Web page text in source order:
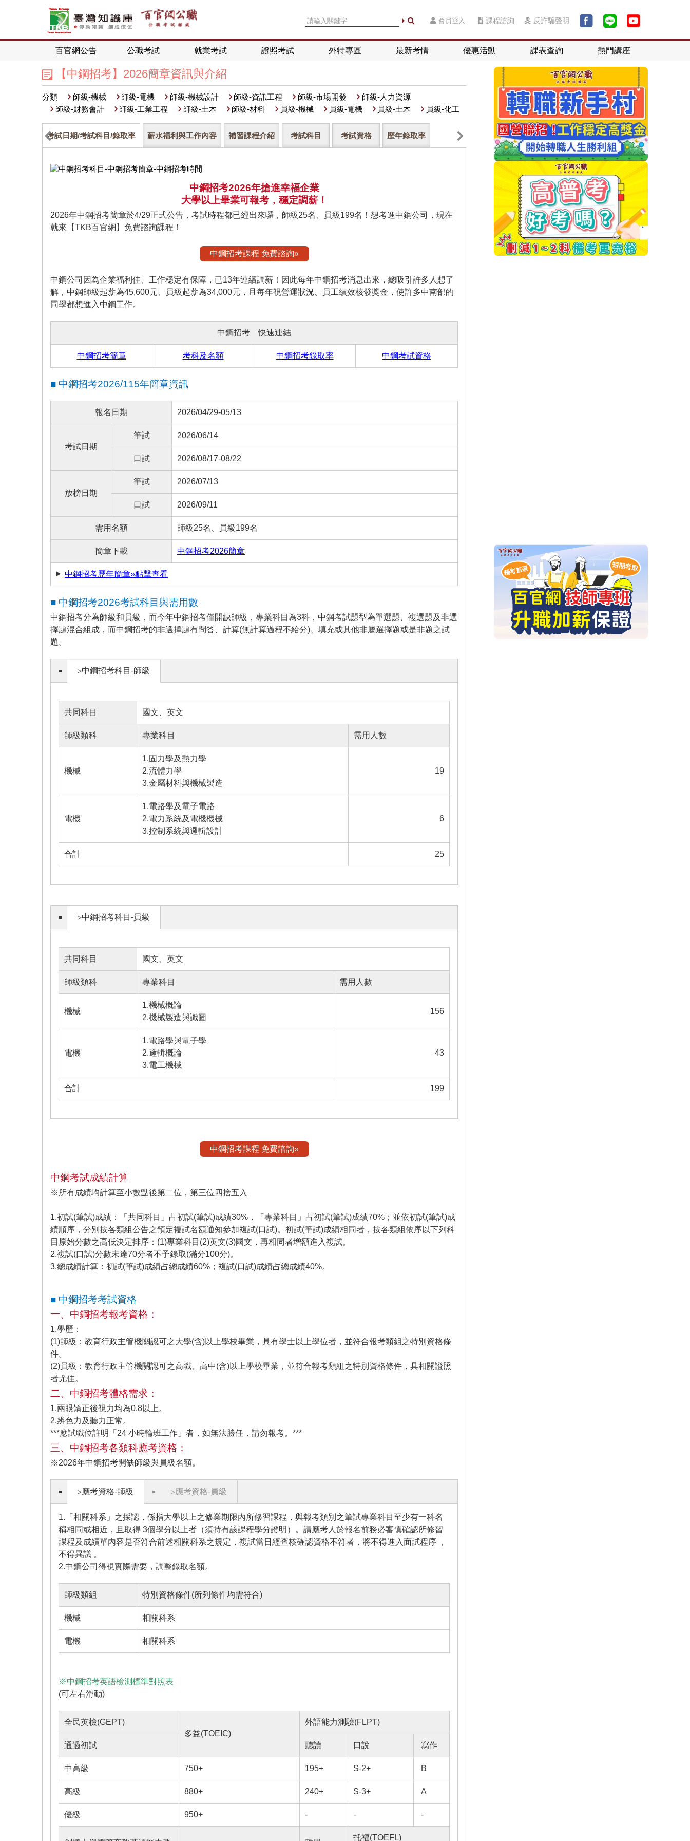
會員登入 課程諮詢 反詐騙聲明
百官網公告 公職考試 就業考試 證照考試 外特專區 最新考情 優惠活動 課表查詢 熱門講座
【中鋼招考】2026簡章資訊與介紹
分類 師級-機械 師級-電機 師級-機械設計 師級-資訊工程 師級-市場開發
師級-人力資源
師級-財務會計
師級-工業工程 師級-土木 師級-材料 員級-機械 員級-電機 員級-土木 員級-化工
考試日期/考試科目/錄取率 薪水福利與工作內容 補習課程介紹 考試科目 考試資格 歷年錄取率
中鋼招考2026年搶進幸福企業
大學以上畢業可報考，穩定調薪！
2026年中鋼招考簡章於4/29正式公告，考試時程都已經出來囉，師級25名、員級199名！想考進中鋼公司，現在
就來【TKB百官網】免費諮詢課程！
中鋼招考課程 免費諮詢»
中鋼公司因為企業福利佳、工作穩定有保障，已13年連續調薪！因此每年中鋼招考消息出來，總吸引許多人想了
解，中鋼師級起薪為45,600元、員級起薪為34,000元，且每年視營運狀況、員工績效核發獎金，使許多中南部的
同學都想進入中鋼工作。
中鋼招考 快速連結
中鋼招考簡章 考科及名額 中鋼招考錄取率 中鋼考試資格
■ 中鋼招考2026/115年簡章資訊
報名日期 2026/04/29-05/13
考試日期
筆試 2026/06/14
口試 2026/08/17-08/22
放榜日期
筆試 2026/07/13
口試 2026/09/11
需用名額 師級25名、員級199名
簡章下載 中鋼招考2026簡章
中鋼招考歷年簡章»點擊查看
■ 中鋼招考2026考試科目與需用數
中鋼招考分為師級和員級，而今年中鋼招考僅開缺師級，專業科目為3科，中鋼考試題型為單選題、複選題及非選
擇題混合組成，而中鋼招考的非選擇題有問答、計算(無計算過程不給分)、填充或其他非屬選擇題或是非題之試
題。
▹中鋼招考科目-師級
共同科目 國文、英文
師級類科 專業科目 需用人數
機械
1.固力學及熱力學
2.流體力學
3.金屬材料與機械製造
19
電機
1.電路學及電子電路
2.電力系統及電機機械
3.控制系統與邏輯設計
6
合計 25
▹中鋼招考科目-員級
共同科目 國文、英文
師級類科 專業科目 需用人數
機械
1.機械概論
2.機械製造與識圖
156
電機
1.電路學與電子學
2.邏輯概論
3.電工機械
43
合計 199
中鋼招考課程 免費諮詢»
中鋼考試成績計算
※所有成績均計算至小數點後第二位，第三位四捨五入
1.初試(筆試)成績：「共同科目」占初試(筆試)成績30%，「專業科目」占初試(筆試)成績70%；並依初試(筆試)成
績順序，分別按各類組公告之預定複試名額通知參加複試(口試)。初試(筆試)成績相同者，按各類組依序以下列科
目原始分數之高低決定排序：(1)專業科目(2)英文(3)國文，再相同者增額進入複試。
2.複試(口試)分數未達70分者不予錄取(滿分100分)。
3.總成績計算：初試(筆試)成績占總成績60%；複試(口試)成績占總成績40%。
■ 中鋼招考考試資格
一、中鋼招考報考資格：
1.學歷：
(1)師級：教育行政主管機關認可之大學(含)以上學校畢業，具有學士以上學位者，並符合報考類組之特別資格條
件。
(2)員級：教育行政主管機關認可之高職、高中(含)以上學校畢業，並符合報考類組之特別資格條件，具相關證照
者尤佳。
二、中鋼招考體格需求：
1.兩眼矯正後視力均為0.8以上。
2.辨色力及聽力正常。
***應試職位註明「24 小時輪班工作」者，如無法勝任，請勿報考。***
三、中鋼招考各類科應考資格：
※2026年中鋼招考開缺師級與員級名額。
▹應考資格-師級 ▹應考資格-員級
1.「相關科系」之採認，係指大學以上之修業期限內所修習課程，與報考類別之筆試專業科目至少有一科名
稱相同或相近，且取得 3個學分以上者（須持有該課程學分證明）。請應考人於報名前務必審慎確認所修習
課程及成績單內容是否符合前述相關科系之規定，複試當日經查核確認資格不符者，將不得進入面試程序 ，
不得異議 。
2.中鋼公司得視實際需要，調整錄取名額。
師級類組 特別資格條件(所列條件均需符合)
機械 相關科系
電機 相關科系
※中鋼招考英語檢測標準對照表
(可左右滑動)
全民英檢(GEPT)
多益(TOEIC)
外語能力測驗(FLPT)
通過初試 聽讀 口說 寫作
中高級 750+ 195+ S-2+ B
高級 880+ 240+ S-3+ A
優級 950+ - - -
托福(TOEFL)